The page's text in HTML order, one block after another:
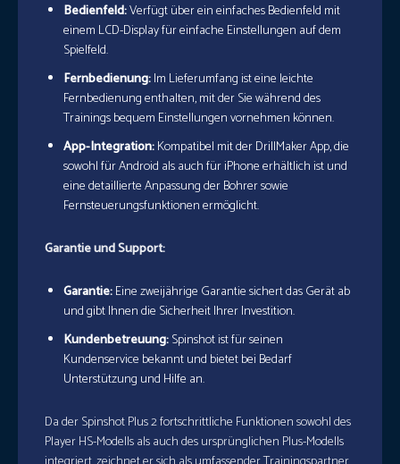
Bedienfeld:Verfügt über ein einfaches Bedienfeld mit
einem LCD-Display für einfache Einstellungen auf dem
Spielfeld.
Fernbedienung:Im Lieferumfang ist eine leichte
Fernbedienung enthalten, mit der Sie während des
Trainings bequem Einstellungen vornehmen können.
App-Integration:Kompatibel mit der DrillMaker App, die
sowohl für Android als auch für iPhone erhältlich ist und
eine detaillierte Anpassung der Bohrer sowie
Fernsteuerungsfunktionen ermöglicht.
Garantie und Support:
Garantie:Eine zweijährige Garantie sichert das Gerät ab
und gibt Ihnen die Sicherheit Ihrer Investition.
Kundenbetreuung:Spinshot ist für seinen
Kundenservice bekannt und bietet bei Bedarf
Unterstützung und Hilfe an.
Da der Spinshot Plus 2 fortschrittliche Funktionen sowohl des
Player HS-Modells als auch des ursprünglichen Plus-Modells